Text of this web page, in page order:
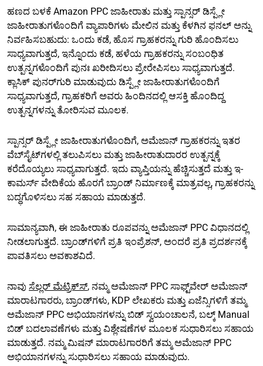
ಹಣದ ಬಳಕೆ Amazon PPC ಜಾಹೀರಾತು ಮತ್ತು ಸ್ಪಾನ್ಸರ್ ಡಿಸ್ಪ್ಲೇ
ಜಾಹೀರಾತುಗಳೊಂದಿಗೆ ವ್ಯಾಪಾರಿಗಳು ಮೇಲಿನ ಮತ್ತು ಕೆಳಗಿನ ಫನಲ್ ಅನ್ನು
ನಿರ್ವಹಿಸಬಹುದು: ಒಂದು ಕಡೆ, ಹೊಸ ಗ್ರಾಹಕರನ್ನು ಗುರಿ ಹೊಂದಿಸಲು
ಸಾಧ್ಯವಾಗುತ್ತದೆ, ಇನ್ನೊಂದು ಕಡೆ, ಹಳೆಯ ಗ್ರಾಹಕರನ್ನು ಸಂಬಂಧಿತ
ಉತ್ಪನ್ನಗಳೊಂದಿಗೆ ಪುನಃ ಖರೀದಿಸಲು ಪ್ರೇರೇಪಿಸಲು ಸಾಧ್ಯವಾಗುತ್ತದೆ.
ಕ್ಲಾಸಿಕ್ ಪುನರ್‌ಗುರಿ ಮಾಡುವುದು ಡಿಸ್ಪ್ಲೇ ಜಾಹೀರಾತುಗಳೊಂದಿಗೆ
ಸಾಧ್ಯವಾಗುತ್ತದೆ, ಗ್ರಾಹಕರಿಗೆ ಅವರು ಹಿಂದಿನದಲ್ಲಿ ಆಸಕ್ತಿ ಹೊಂದಿದ್ದ
ಉತ್ಪನ್ನಗಳನ್ನು ತೋರಿಸುವ ಮೂಲಕ.
ಸ್ಪಾನ್ಸರ್ ಡಿಸ್ಪ್ಲೇ ಜಾಹೀರಾತುಗಳೊಂದಿಗೆ, ಅಮೆಜಾನ್ ಗ್ರಾಹಕರನ್ನು ಇತರ
ವೆಬ್‌ಸೈಟ್‌ಗಳಲ್ಲಿ ತಲುಪಿಸಲು ಮತ್ತು ಜಾಹೀರಾತುದಾರರ ಉತ್ಪನ್ನಕ್ಕೆ
ಕರೆದೊಯ್ಯಲು ಸಾಧ್ಯವಾಗುತ್ತದೆ. ಇದು ವ್ಯಾಪ್ತಿಯನ್ನು ಹೆಚ್ಚಿಸುತ್ತದೆ ಮತ್ತು ಇ-
ಕಾಮರ್ಸ್ ವೇದಿಕೆಯ ಹೊರಗೆ ಬ್ರಾಂಡ್ ನಿರ್ಮಾಣಕ್ಕೆ ಮಾತ್ರವಲ್ಲ, ಗ್ರಾಹಕರನ್ನು
ಬದ್ಧಗೊಳಿಸಲು ಸಹ ಸಹಾಯ ಮಾಡುತ್ತದೆ.
ಸಾಮಾನ್ಯವಾಗಿ, ಈ ಜಾಹೀರಾತು ರೂಪವನ್ನು ಅಮೆಜಾನ್ PPC ವಿಧಾನದಲ್ಲಿ
ನೀಡಲಾಗುತ್ತದೆ. ಬ್ರಾಂಡ್‌ಗಳಿಗೆ ಪ್ರತಿ ಇಂಪ್ರೆಶನ್, ಅಂದರೆ ಪ್ರತಿ ಪ್ರದರ್ಶನಕ್ಕೆ
ಪಾವತಿಸಲು ಅವಕಾಶವಿದೆ.
ನಾವು ಸೆಲ್ಲರ್ ಮೆಟ್ರಿಕ್‌ಸ್, ನಮ್ಮ ಅಮೆಜಾನ್ PPC ಸಾಫ್ಟ್‌ವೇರ್ ಅಮೆಜಾನ್
ಮಾರಾಟಗಾರರು, ಬ್ರಾಂಡ್‌ಗಳು, KDP ಲೇಖಕರು ಮತ್ತು ಏಜೆನ್ಸಿಗಳಿಗೆ ತಮ್ಮ
ಅಮೆಜಾನ್ PPC ಅಭಿಯಾನಗಳನ್ನು ಬಿಡ್ ಸ್ವಯಂಚಾಲನೆ, ಬಲ್ಕ್ Manual
ಬಿಡ್ ಬದಲಾವಣೆಗಳು ಮತ್ತು ವಿಶ್ಲೇಷಣೆಗಳ ಮೂಲಕ ಸುಧಾರಿಸಲು ಸಹಾಯ
ಮಾಡುತ್ತದೆ. ನಮ್ಮ ಮಿಷನ್ ಮಾರಾಟಗಾರರಿಗೆ ತಮ್ಮ ಅಮೆಜಾನ್ PPC
ಅಭಿಯಾನಗಳನ್ನು ಸುಧಾರಿಸಲು ಸಹಾಯ ಮಾಡುವುದು.